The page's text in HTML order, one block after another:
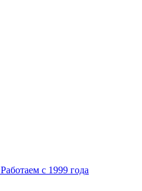
Работаем с 1999 года